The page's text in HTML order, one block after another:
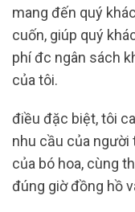
mang đến quý
cuốn, giúp quý
phí đc ngân sách
của tôi.
điều đặc biệt, tôi
nhu cầu của người
của bó hoa, cùng
đúng giờ đồng hồ